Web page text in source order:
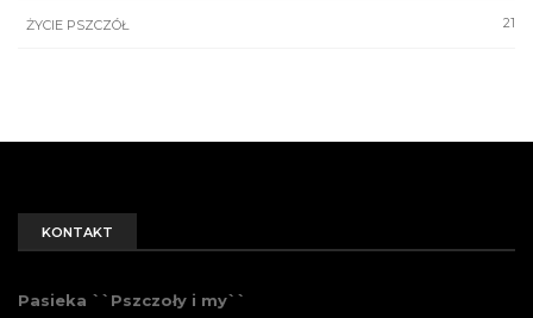
21
ŻYCIE PSZCZÓŁ
KONTAKT
Pasieka ``Pszczoły i my``